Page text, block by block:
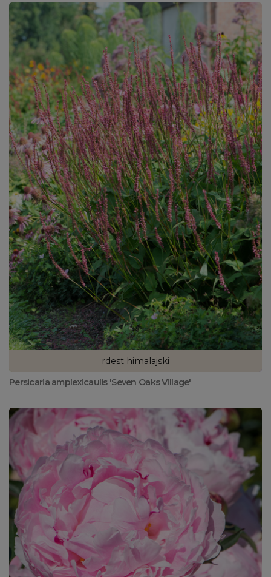
rdest himalajski
Persicaria amplexicaulis 'Seven Oaks Village'